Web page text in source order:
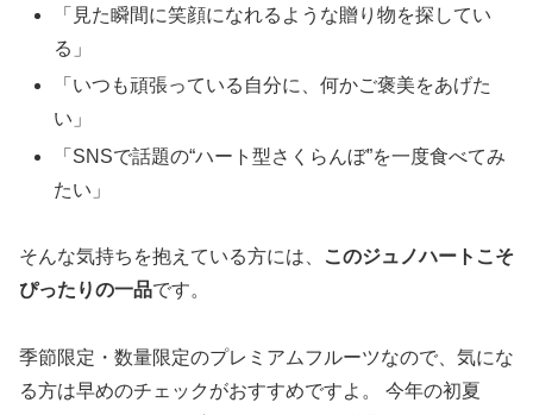
「見た瞬間に笑顔になれるような贈り物を探してい
る」
「いつも頑張っている自分に、何かご褒美をあげた
い」
「SNSで話題の“ハート型さくらんぼ”を一度食べてみ
たい」
そんな気持ちを抱えている方には、
このジュノハートこそ
ぴったりの一品です。
季節限定・数量限定のプレミアムフルーツなので、気にな
る方は早めのチェックがおすすめですよ。 今年の初夏